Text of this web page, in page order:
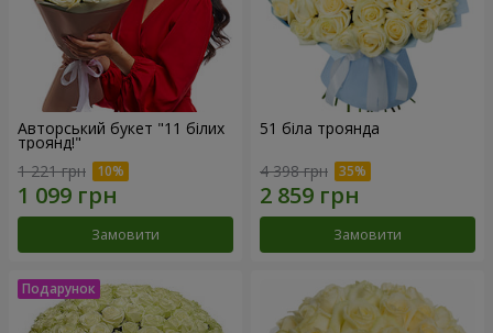
Авторський букет "11 білих
троянд!"
1 221 грн
Замовити
51 біла троянда
4 398 грн
Замовити